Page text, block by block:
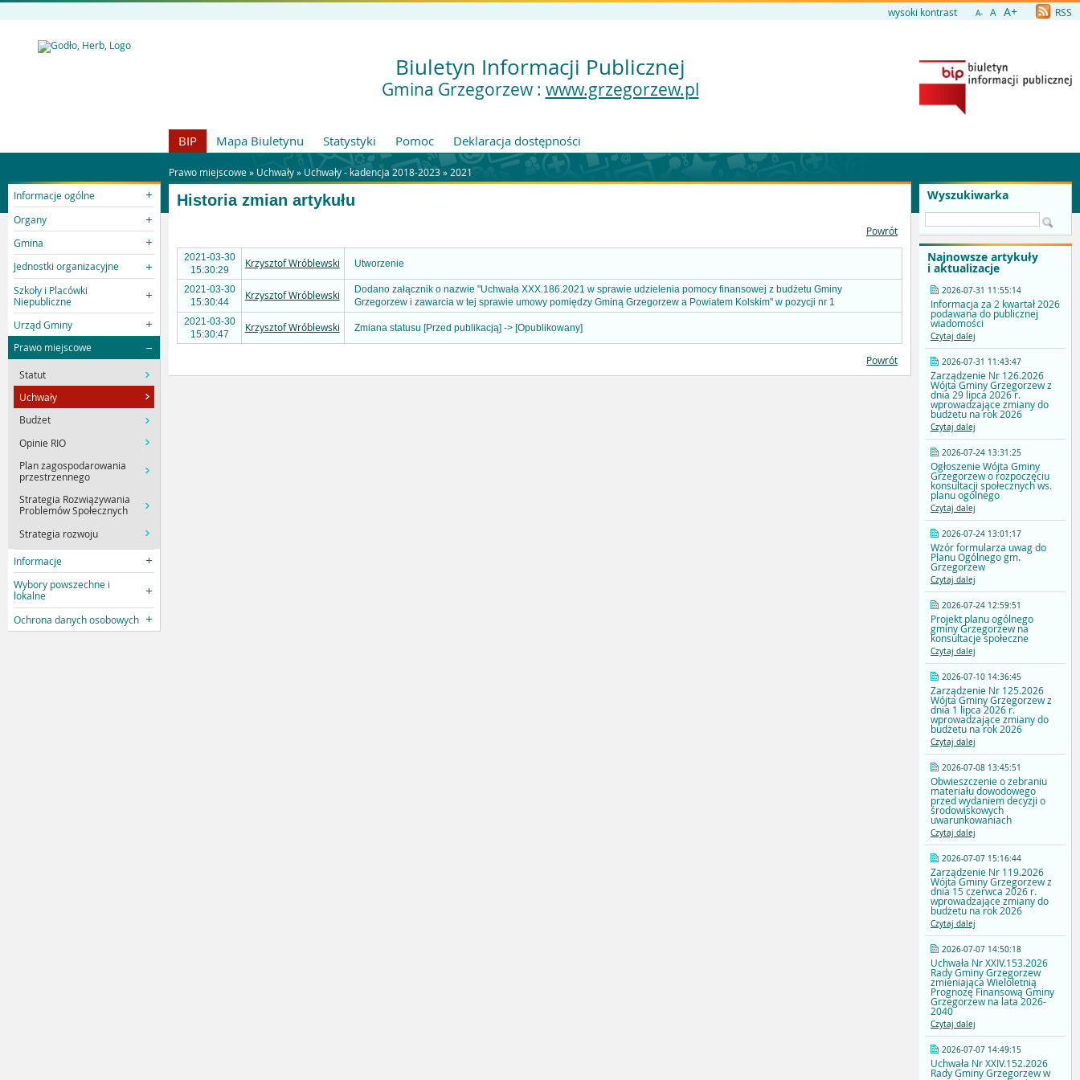
wysoki kontrast A- A A+ RSS
Biuletyn Informacji Publicznej
Gmina Grzegorzew : www.grzegorzew.pl
BIP Mapa Biuletynu Statystyki Pomoc Deklaracja dostępności
Prawo miejscowe » Uchwały» Uchwały - kadencja 2018-2023» 2021
Informacje ogólne
Organy
Gmina
Jednostki organizacyjne
Szkoły i Placówki
Niepubliczne
Urząd Gminy
Prawo miejscowe
Statut
Uchwały
Budżet
Opinie RIO
Plan zagospodarowania
przestrzennego
Strategia Rozwiązywania
Problemów Społecznych
Strategia rozwoju
Informacje
Wybory powszechne i
lokalne
Ochrona danych osobowych
Wyszukiwarka
Najnowsze artykuły
i aktualizacje
2026-07-31 11:55:14
Informacja za 2 kwartał 2026
podawana do publicznej
wiadomości
Czytaj dalej
2026-07-31 11:43:47
Zarządzenie Nr 126.2026
Wójta Gminy Grzegorzew z
dnia 29 lipca 2026 r.
wprowadzające zmiany do
budżetu na rok 2026
Czytaj dalej
2026-07-24 13:31:25
Ogłoszenie Wójta Gminy
Grzegorzew o rozpoczęciu
konsultacji społecznych ws.
planu ogólnego
Czytaj dalej
2026-07-24 13:01:17
Wzór formularza uwag do
Planu Ogólnego gm.
Grzegorzew
Czytaj dalej
2026-07-24 12:59:51
Projekt planu ogólnego
gminy Grzegorzew na
konsultacje społeczne
Czytaj dalej
2026-07-10 14:36:45
Zarządzenie Nr 125.2026
Wójta Gminy Grzegorzew z
dnia 1 lipca 2026 r.
wprowadzające zmiany do
budżetu na rok 2026
Czytaj dalej
2026-07-08 13:45:51
Obwieszczenie o zebraniu
materiału dowodowego
przed wydaniem decyzji o
środowiskowych
uwarunkowaniach
Czytaj dalej
2026-07-07 15:16:44
Zarządzenie Nr 119.2026
Wójta Gminy Grzegorzew z
dnia 15 czerwca 2026 r.
wprowadzające zmiany do
budżetu na rok 2026
Czytaj dalej
2026-07-07 14:50:18
Uchwała Nr XXIV.153.2026
Rady Gminy Grzegorzew
zmieniająca Wieloletnią
Prognozę Finansową Gminy
Grzegorzew na lata 2026-
2040
Czytaj dalej
2026-07-07 14:49:15
Uchwała Nr XXIV.152.2026
Rady Gminy Grzegorzew w
Historia zmian artykułu
Powrót
2021-03-30
15:30:29
Krzysztof Wróblewski Utworzenie
2021-03-30
15:30:44
Krzysztof Wróblewski
Dodano załącznik o nazwie "Uchwała XXX.186.2021 w sprawie udzielenia pomocy finansowej z budżetu Gminy
Grzegorzew i zawarcia w tej sprawie umowy pomiędzy Gminą Grzegorzew a Powiatem Kolskim" w pozycji nr 1
2021-03-30
15:30:47
Krzysztof Wróblewski Zmiana statusu [Przed publikacją] -> [Opublikowany]
Powrót